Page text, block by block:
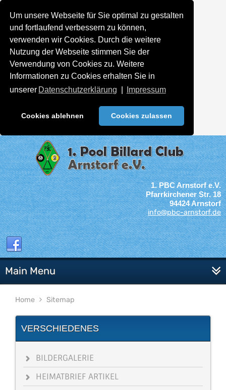
Um unsere Webseite für Sie optimal zu gestalten
und fortlaufend verbessern zu können,
verwenden wir Cookies. Durch die weitere
Nutzung der Webseite stimmen Sie der
Verwendung von Cookies zu. Weitere
Informationen zu Cookies erhalten Sie in
unserer Datenschutzerklärung Impressum
Cookies ablehnen Cookies zulassen
1. PBC Arnstorf e.V.
Pfarrkirchener Str. 18
94424 Arnstorf
info@pbc-arnstorf.de
Main Menu
Home Sitemap
VERSCHIEDENES
BILDERGALERIE
HEIMATBRIEF ARTIKEL